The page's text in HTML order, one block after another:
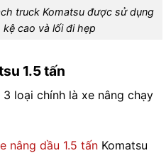
truck Komatsu được sử dụng
cao và lối đi hẹp
1.5 tấn
loại chính là xe nâng chạy
nâng dầu 1.5 tấn Komatsu